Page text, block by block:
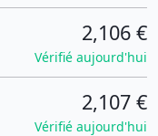
2,106 €
Vérifié aujourd'hui
2,107 €
Vérifié aujourd'hui